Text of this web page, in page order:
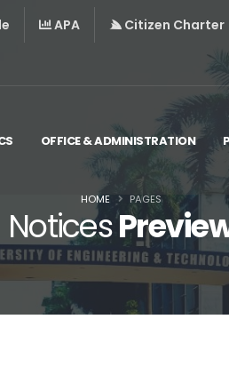
APA Citizen Charter
OFFICE & ADMINISTRATION
Notices
HOME PAGES